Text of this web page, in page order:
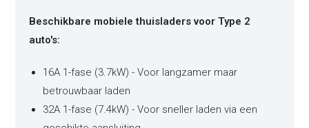
Beschikbare mobiele thuisladers voor Type 2
auto's:
16A 1-fase (3.7kW) - Voor langzamer maar
betrouwbaar laden
32A 1-fase (7.4kW) - Voor sneller laden via een